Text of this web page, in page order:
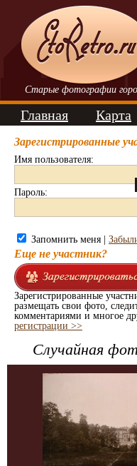
Старые фотографии
Главная Карта
Зарегистрированные
Имя пользователя:
Пароль:
Запомнить меня |
Еще не участник?
Зарегистрированные
размещать свои фото,
комментариями и многое
регистрации >>
Случайная